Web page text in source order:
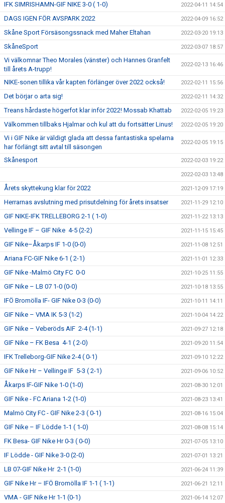
IFK SIMRISHAMN-GIF NIKE 3-0 ( 1-0) 2022-04-11 14:54
DAGS IGEN FÖR AVSPARK 2022 2022-04-09 16:52
Skåne Sport Försäsongssnack med Maher Eltahan 2022-03-20 19:13
SkåneSport 2022-03-07 18:57
Vi välkomnar Theo Morales (vänster) och Hannes Granfelt
till årets A-trupp!
2022-02-13 16:46
NIKE-sonen tillika vår kapten förlänger över 2022 också! 2022-02-11 15:56
Det börjar o arta sig! 2022-02-11 14:32
Treans hårdaste högerfot klar inför 2022! Mossab Khattab 2022-02-05 19:23
Välkommen tillbaks Hjalmar och kul att du fortsätter Linus! 2022-02-05 19:20
Vi i GIF Nike är väldigt glada att dessa fantastiska spelarna
har förlängt sitt avtal till säsongen
2022-02-05 19:15
Skånesport 2022-02-03 19:22
2022-02-03 13:48
Årets skyttekung klar för 2022 2021-12-09 17:19
Herrarnas avslutning med prisutdelning för årets insatser 2021-11-29 12:10
GIF NIKE-IFK TRELLEBORG 2-1 ( 1-0) 2021-11-22 13:13
Vellinge IF – GIF Nike 4-5 (2-2) 2021-11-15 15:45
GIF Nike–Åkarps IF 1-0 (0-0) 2021-11-08 12:51
Ariana FC-GIF Nike 6-1 ( 2-1) 2021-11-01 12:33
GIF Nike -Malmö City FC 0-0 2021-10-25 11:55
GIF Nike – LB 07 1-0 (0-0) 2021-10-18 13:55
IFÖ Bromölla IF- GIF Nike 0-3 (0-0) 2021-10-11 14:11
GIF Nike – VMA IK 5-3 (1-2) 2021-10-04 14:22
GIF Nike – Veberöds AIF 2-4 (1-1) 2021-09-27 12:18
GIF Nike – FK Besa 4-1 ( 2-0) 2021-09-20 11:54
IFK Trelleborg-GIF Nike 2-4 ( 0-1) 2021-09-10 12:22
GIF Nike Hr – Vellinge IF 5-3 ( 2-1) 2021-09-06 10:52
Åkarps IF-GIF Nike 1-0 (1-0) 2021-08-30 12:01
GIF Nike - FC Ariana 1-2 (1-0) 2021-08-23 13:41
Malmö City FC - GIF Nike 2-3 ( 0-1) 2021-08-16 15:04
GIF Nike – IF Lödde 1-1 ( 1-0) 2021-08-08 15:14
FK Besa- GIF Nike Hr 0-3 ( 0-0) 2021-07-05 13:10
IF Lödde - GIF Nike 3-0 (2-0) 2021-07-01 13:21
LB 07-GIF Nike Hr 2-1 (1-0) 2021-06-24 11:39
GIF Nike Hr – IFÖ Bromölla IF 1-1 ( 1-1) 2021-06-21 12:11
VMA - GIF Nike Hr 1-1 (0-1) 2021-06-14 12:07